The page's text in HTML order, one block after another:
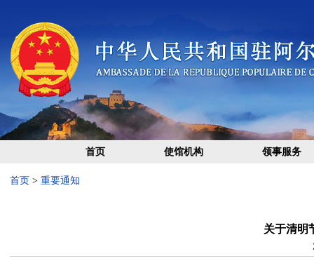
首页 使馆机构 领事服务
首页 > 重要通知
关于清明